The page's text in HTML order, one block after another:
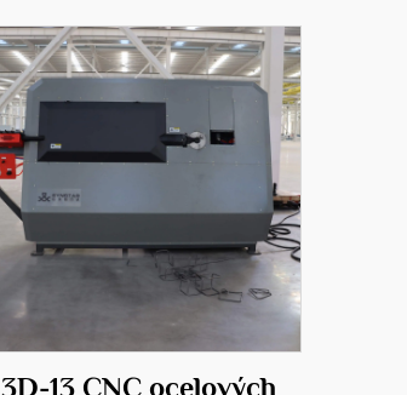
3D-13 CNC ocelových